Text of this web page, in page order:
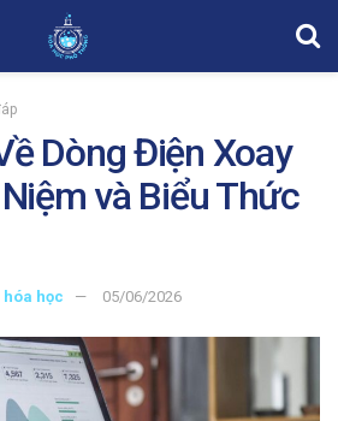
Dòng Điện Xoay
và Biểu Thức
hóa học 05/06/2026